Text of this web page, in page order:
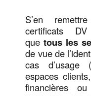
S’en
certificats
quetous les
de vue de
cas d’usage
espaces
financières